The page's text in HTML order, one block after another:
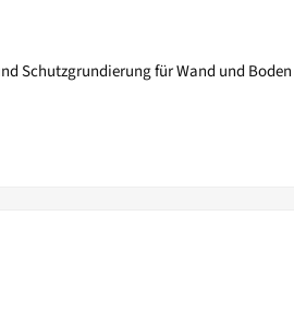
Schutzgrundierung für Wand und Boden